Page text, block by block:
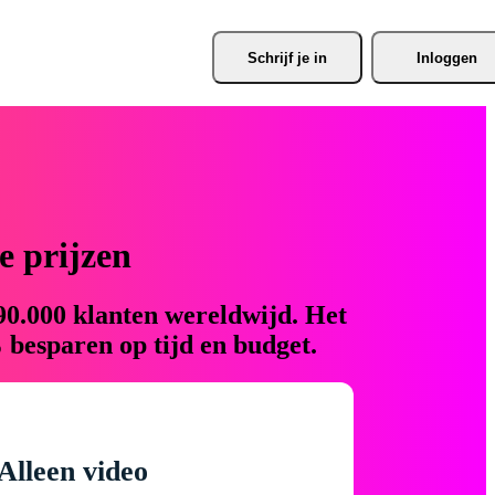
Schrijf je in Inloggen
prijzen
klanten wereldwijd. Het
op tijd en budget.
video